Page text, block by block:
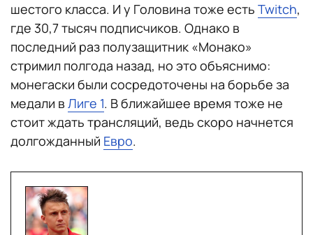
шестого класса. И у Головина тоже есть Twitch,
где 30,7 тысяч подписчиков. Однако в
последний раз полузащитник «Монако»
стримил полгода назад, но это объяснимо:
монегаски были сосредоточены на борьбе за
медали в Лиге 1. В ближайшее время тоже не
стоит ждать трансляций, ведь скоро начнется
долгожданный Евро.